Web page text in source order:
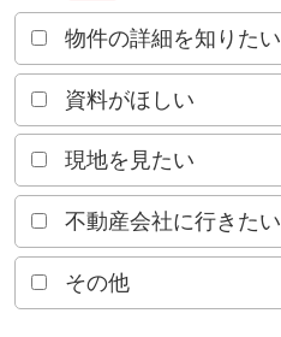
物件の詳細を知りたい
資料がほしい
現地を見たい
不動産会社に行きたい
その他